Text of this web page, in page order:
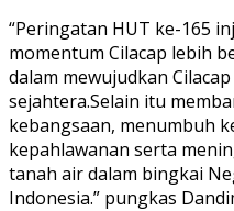
“Peringatan HUT ke-165
momentum Cilacap lebih
dalam mewujudkan
sejahtera.Selain itu
kebangsaan, menumbuh
kepahlawanan serta
tanah air dalam bingkai
Indonesia.” pungkas